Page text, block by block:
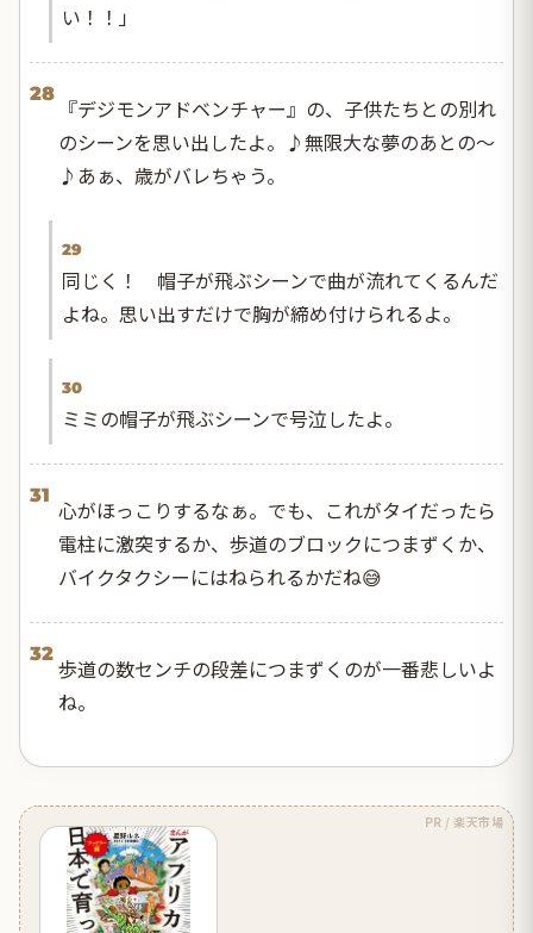
い！！」
28
『デジモンアドベンチャー』の、子供たちとの別れ
のシーンを思い出したよ。♪無限大な夢のあとの～
♪あぁ、歳がバレちゃう。
29
同じく！ 帽子が飛ぶシーンで曲が流れてくるんだ
よね。思い出すだけで胸が締め付けられるよ。
30
ミミの帽子が飛ぶシーンで号泣したよ。
31
心がほっこりするなぁ。でも、これがタイだったら
電柱に激突するか、歩道のブロックにつまずくか、
バイクタクシーにはねられるかだね😅
32
歩道の数センチの段差につまずくのが一番悲しいよ
ね。
PR / 楽天市場